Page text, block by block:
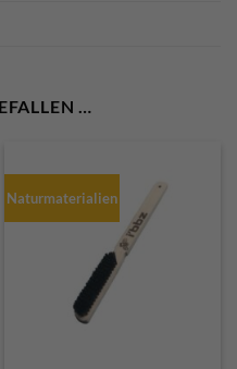
…
Naturmaterialien